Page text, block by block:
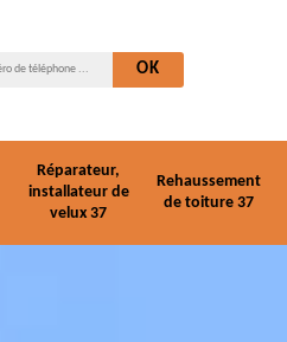
Réparateur,
installateur de
velux 37
Rehaussement
de toiture 37